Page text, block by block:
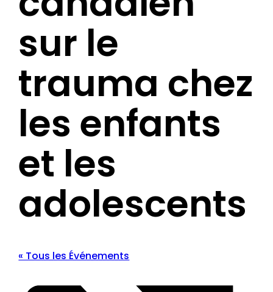
sur le
trauma chez
les enfants
et les
adolescents
« Tous les Événements